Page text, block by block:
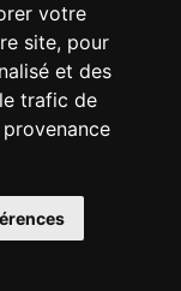
votre
site, pour
et des
trafic de
Communication